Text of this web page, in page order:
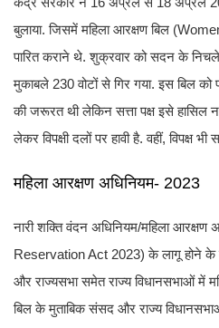
बुलाया. जिसमें महिला आरक्षण बिल
पारित कराने थे. शुक्रवार को सदन के
मुकाबले 230 वोटों से गिर गया. इस बिल को
की जरूरत थी लेकिन सत्ता पक्ष इसे हासिल
लेकर विपक्षी दलों पर हावी है. वहीं, विपक्ष
महिला आरक्षण अधिनियम- 2023
नारी शक्ति वंदन अधिनियम/महिला
Reservation Act 2023) के लागू होने के
और राज्यसभा समेत राज्य विधानसभाओं में
बिल के मुताबिक संसद और राज्य